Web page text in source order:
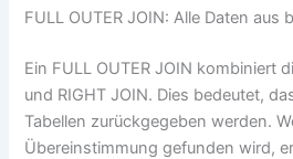
FULL OUTER JOIN: Alle Daten aus
Ein FULL OUTER JOIN kombiniert
und RIGHT JOIN. Dies bedeutet,
Tabellen zurückgegeben werden.
Übereinstimmung gefunden wird,